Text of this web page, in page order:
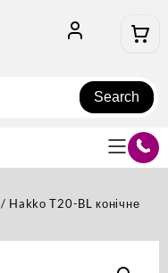
Search
/ Hakko T20-BL конічне